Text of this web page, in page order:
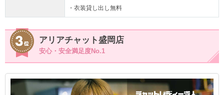
・衣装貸し出し無料
アリアチャット盛岡店
安心・安全満足度No.1